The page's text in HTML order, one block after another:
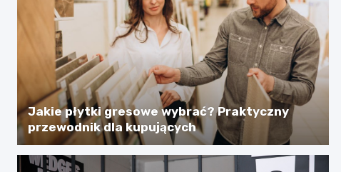
Jakie płytki gresowe wybrać? Praktyczny
przewodnik dla kupujących